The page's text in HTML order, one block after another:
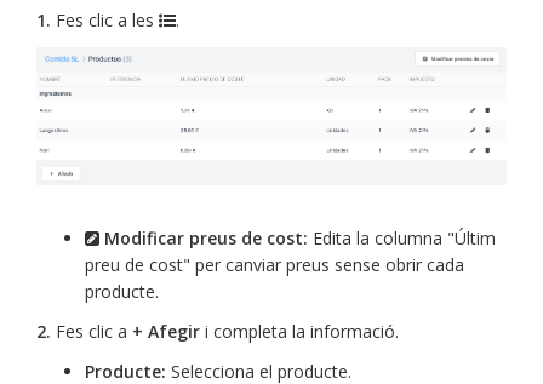
1. Fes clic a les .
Modificar preus de cost: Edita la columna "Últim
preu de cost" per canviar preus sense obrir cada
producte.
2. Fes clic a + Afegir i completa la informació.
Producte: Selecciona el producte.